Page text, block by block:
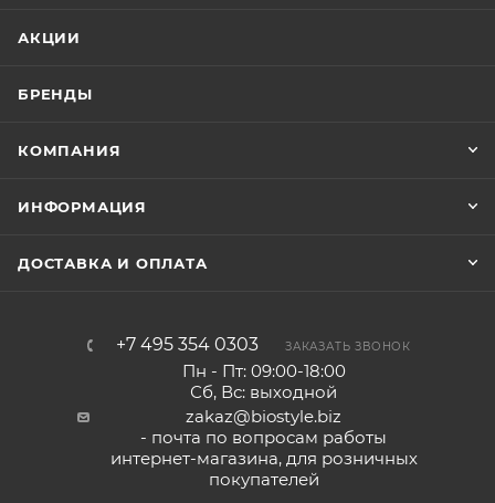
АКЦИИ
БРЕНДЫ
КОМПАНИЯ
ИНФОРМАЦИЯ
ДОСТАВКА И ОПЛАТА
+7 495 354 0303 ЗАКАЗАТЬ ЗВОНОК
Пн - Пт: 09:00-18:00
Сб, Вс: выходной
zakaz@biostyle.biz
- почта по вопросам работы
интернет-магазина, для розничных
покупателей